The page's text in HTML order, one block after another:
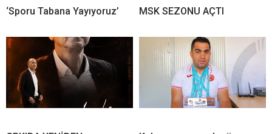
‘Sporu Tabana Yayıyoruz’ MSK SEZONU AÇTI